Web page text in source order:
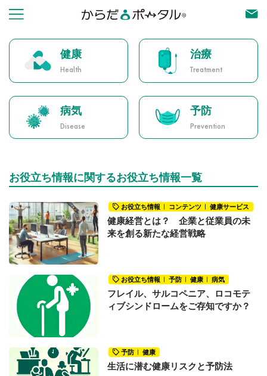
健康
Health
治療
Treatment
病気
Disease
予防
Prevention
お役立ち情報に関するお役立ち情報一覧
お役立ち情報 コンテンツ 健康サービス
健康経営とは？ 企業と従業員の未
来を創る新たな経営戦略
お役立ち情報 予防 健康 病気
フレイル、サルコペニア、ロコモテ
ィブシンドロームをご存知ですか？
予防 健康
生活に潜む健康リスクと予防法